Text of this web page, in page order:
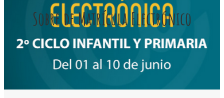
Sobre de Matrícula Electrónico